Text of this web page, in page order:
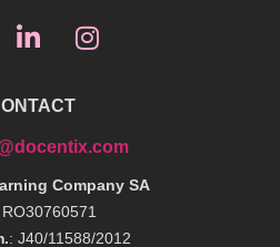
Company SA
RO30760571
: J40/11588/2012